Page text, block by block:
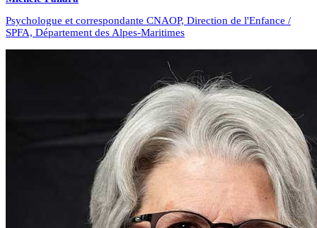
Psychologue et correspondante CNAOP, Direction de l'Enfance /
SPFA, Département des Alpes-Maritimes